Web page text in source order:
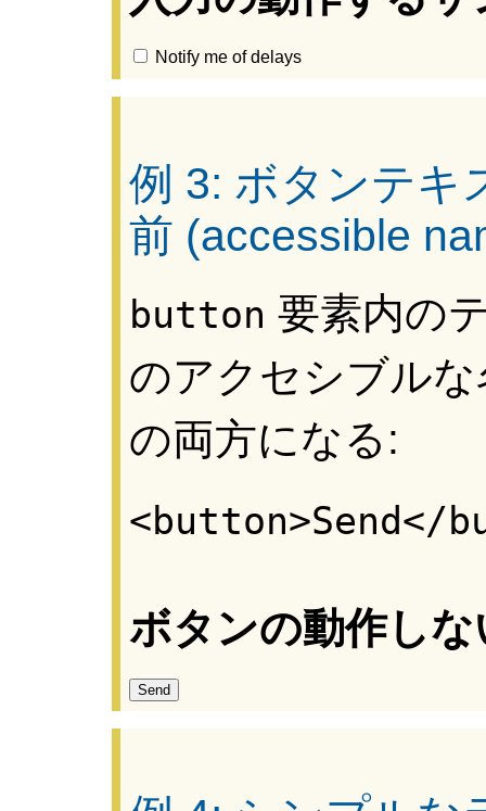
Notify me of delays
例 3: ボタンテキ
前 (accessible
button 要素内の
のアクセシブル
の両方になる:
<button>Send</
ボタンの動作し
Send